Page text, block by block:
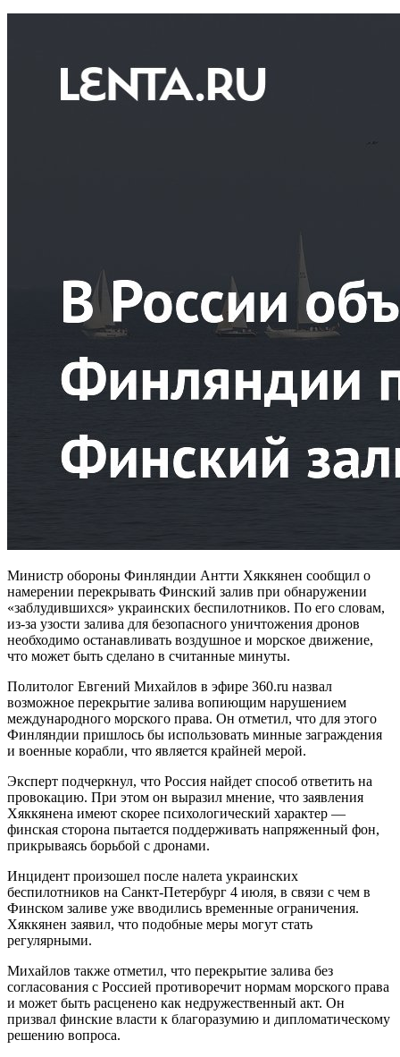
Министр обороны Финляндии Антти Хяккянен сообщил о
намерении перекрывать Финский залив при обнаружении
«заблудившихся» украинских беспилотников. По его словам,
из-за узости залива для безопасного уничтожения дронов
необходимо останавливать воздушное и морское движение,
что может быть сделано в считанные минуты.
Политолог Евгений Михайлов в эфире 360.ru назвал
возможное перекрытие залива вопиющим нарушением
международного морского права. Он отметил, что для этого
Финляндии пришлось бы использовать минные заграждения
и военные корабли, что является крайней мерой.
Эксперт подчеркнул, что Россия найдет способ ответить на
провокацию. При этом он выразил мнение, что заявления
Хяккянена имеют скорее психологический характер —
финская сторона пытается поддерживать напряженный фон,
прикрываясь борьбой с дронами.
Инцидент произошел после налета украинских
беспилотников на Санкт-Петербург 4 июля, в связи с чем в
Финском заливе уже вводились временные ограничения.
Хяккянен заявил, что подобные меры могут стать
регулярными.
Михайлов также отметил, что перекрытие залива без
согласования с Россией противоречит нормам морского права
и может быть расценено как недружественный акт. Он
призвал финские власти к благоразумию и дипломатическому
решению вопроса.